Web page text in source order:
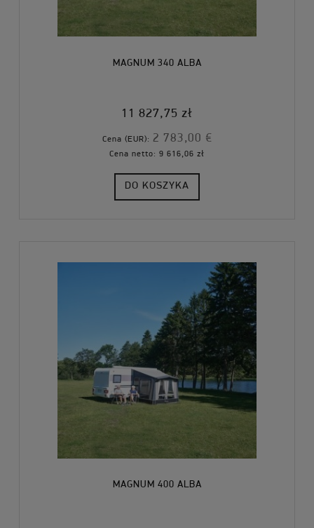
MAGNUM 340 ALBA
11 827,75 zł
Cena (EUR): 2 783,00 €
Cena netto: 9 616,06 zł
DO KOSZYKA
MAGNUM 400 ALBA